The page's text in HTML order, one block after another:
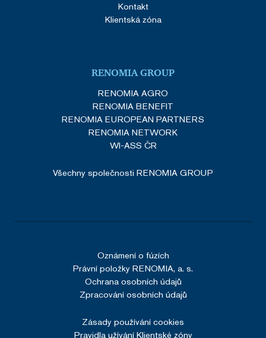
Kontakt
Klientská zóna
RENOMIA GROUP
RENOMIA AGRO
RENOMIA BENEFIT
RENOMIA EUROPEAN PARTNERS
RENOMIA NETWORK
WI-ASS ČR
Všechny společnosti RENOMIA GROUP
Oznámení o fúzích
Právní položky RENOMIA, a. s.
Ochrana osobních údajů
Zpracování osobních údajů
Zásady používání cookies
Pravidla užívání Klientské zóny